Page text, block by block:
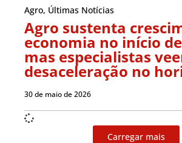
Agro, Últimas Notícias
Agro sustenta
economia no início
mas especialistas
desaceleração no
30 de maio de 2026
Carregar mais